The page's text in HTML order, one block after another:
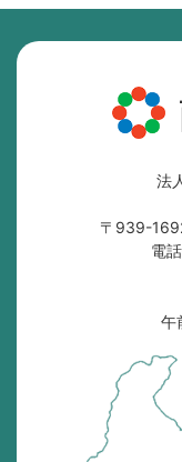
法
〒939-
電
午